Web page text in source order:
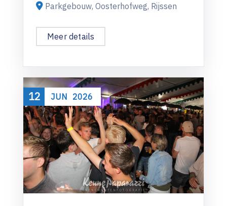
Parkgebouw, Oosterhofweg, Rijssen
Meer details
12 JUN 2026